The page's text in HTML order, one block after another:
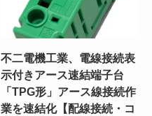
不二電機工業、電線接続表
示付きアース速結端子台
「TPG形」アース線接続作
業を速結化【配線接続・コ